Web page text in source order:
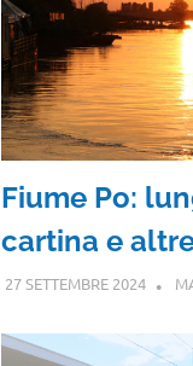
Fiume Po:
cartina e
27 SETTEMBRE 2024